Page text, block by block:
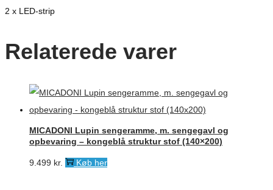
2 x LED-strip
Relaterede varer
MICADONI Lupin sengeramme, m. sengegavl og
opbevaring – kongeblå struktur stof (140×200)
9.499 kr. Køb her